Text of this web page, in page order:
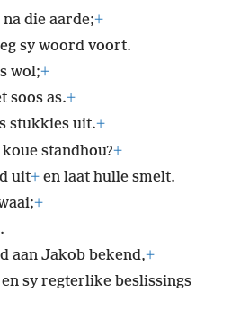
die aarde;+
sy woord voort.
wol;+
soos as.+
stukkies uit.+
standhou?+
uit+ en laat hulle smelt.
+
aan Jakob bekend,+
en sy regterlike beslissings